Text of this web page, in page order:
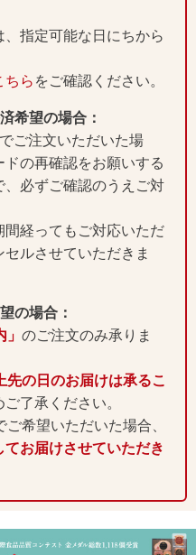
指定可能な日にちから
ちら をご確認ください。
希望の場合：
ご注文いただいた場
の再確認をお願いする
、必ずご確認のうえご対
間経ってもご対応いただ
ルさせていただきま
の場合：
」のご注文のみ承りま
先の日のお届けは承るこ
了承ください。
希望いただいた場合、
お届けさせていただき